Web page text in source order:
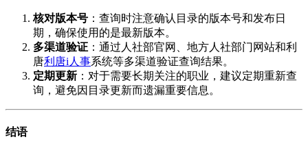
核对版本号 ：查询时注意确认目录的版本号和发布日
期，确保使用的是最新版本。
多渠道验证 ：通过人社部官网、地方人社部门网站和利
唐利唐i人事系统等多渠道验证查询结果。
定期更新 ：对于需要长期关注的职业，建议定期重新查
询，避免因目录更新而遗漏重要信息。
结语